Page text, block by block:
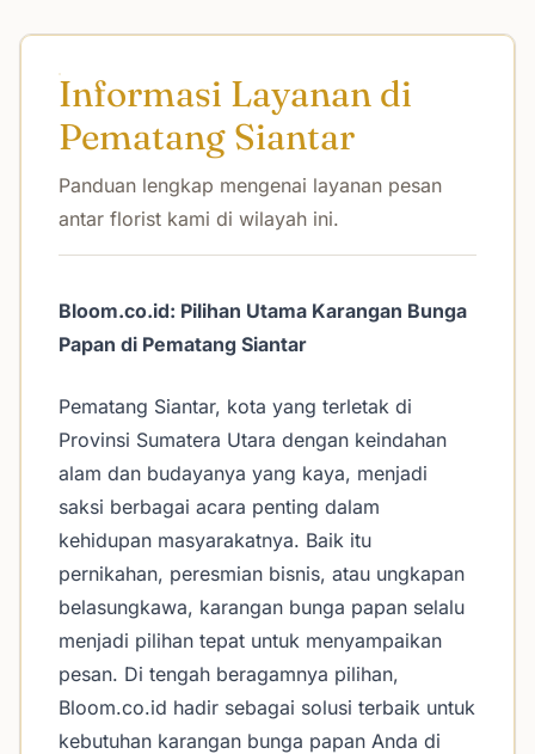
Informasi Layanan di
Pematang Siantar
Panduan lengkap mengenai layanan pesan
antar florist kami di wilayah ini.
Bloom.co.id: Pilihan Utama Karangan Bunga
Papan di Pematang Siantar
Pematang Siantar, kota yang terletak di
Provinsi Sumatera Utara dengan keindahan
alam dan budayanya yang kaya, menjadi
saksi berbagai acara penting dalam
kehidupan masyarakatnya. Baik itu
pernikahan, peresmian bisnis, atau ungkapan
belasungkawa, karangan bunga papan selalu
menjadi pilihan tepat untuk menyampaikan
pesan. Di tengah beragamnya pilihan,
Bloom.co.id hadir sebagai solusi terbaik untuk
kebutuhan karangan bunga papan Anda di